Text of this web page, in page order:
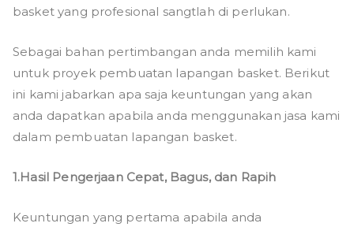
basket yang profesional sangtlah di perlukan.
Sebagai bahan pertimbangan anda memilih kami
untuk proyek pembuatan lapangan basket. Berikut
ini kami jabarkan apa saja keuntungan yang akan
anda dapatkan apabila anda menggunakan jasa kami
dalam pembuatan lapangan basket.
1.Hasil Pengerjaan Cepat, Bagus, dan Rapih
Keuntungan yang pertama apabila anda